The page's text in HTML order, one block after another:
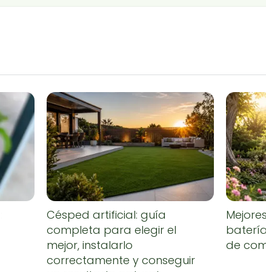
Césped artificial: guía
completa para elegir el
mejor, instalarlo
correctamente y conseguir
de